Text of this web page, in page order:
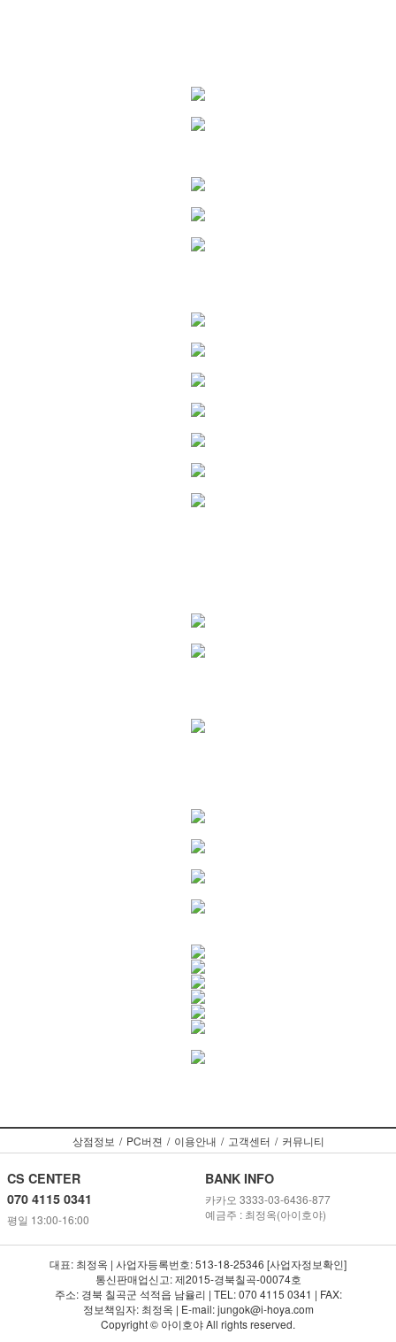
상점정보 / PC버젼 / 이용안내 / 고객센터 / 커뮤니티
CS CENTER
070 4115 0341
평일 13:00-16:00
BANK INFO
카카오 3333-03-6436-877
예금주 : 최정옥(아이호야)
대표: 최정옥 | 사업자등록번호: 513-18-25346 [사업자정보확인]
통신판매업신고: 제2015-경북칠곡-00074호
주소: 경북 칠곡군 석적읍 남율리 | TEL: 070 4115 0341 | FAX:
정보책임자: 최정옥 | E-mail: jungok@i-hoya.com
Copyright © 아이호야 All rights reserved.